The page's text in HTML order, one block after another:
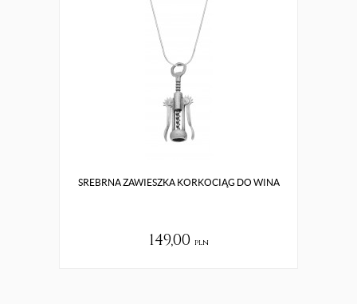
SREBRNA ZAWIESZKA KORKOCIĄG DO WINA
149,00 pln